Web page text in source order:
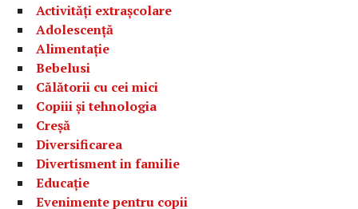
Activități extrașcolare
Adolescență
Alimentație
Bebelusi
Călătorii cu cei mici
Copiii și tehnologia
Creșă
Diversificarea
Divertisment in familie
Educație
Evenimente pentru copii